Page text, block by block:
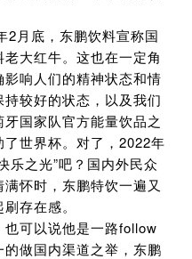
2月底，东鹏饮料宣称国
大红牛。这也在一定角
响人们的精神状态和情
较好的状态，以及我们
国家队官方能量饮品之
世界杯。对了，2022年
乐之光”吧？国内外民众
怀时，东鹏特饮一遍又
存在感。
可以说他是一路follow
的做国内渠道之举，东鹏